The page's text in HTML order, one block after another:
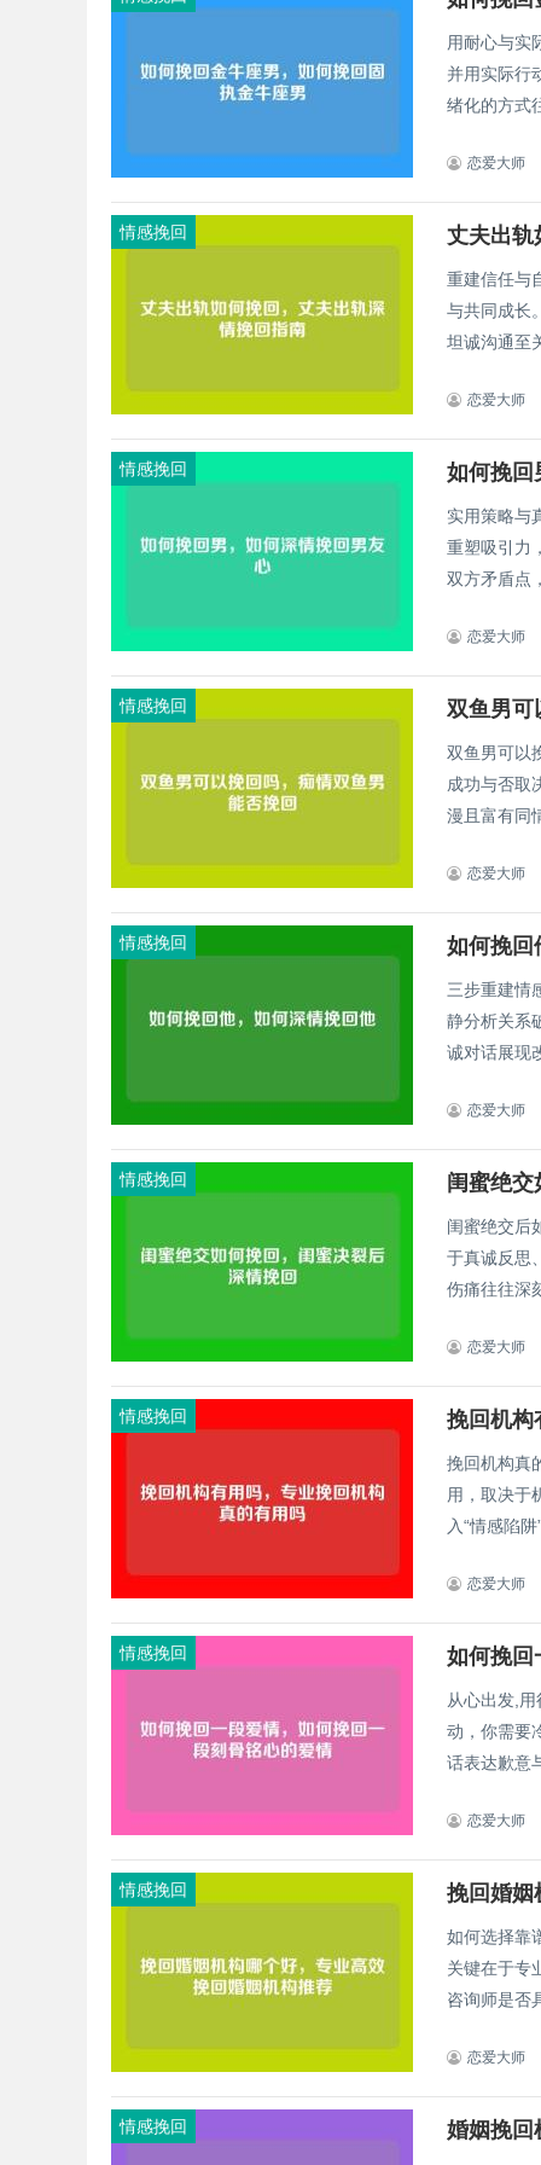
用耐心与实
并用实际行
恋爱大师
情感挽回 丈夫出轨
重建信任与
与共同成长
坦诚沟通至
恋爱大师
情感挽回 如何挽回
实用策略与
重塑吸引力
双方矛盾点
恋爱大师
情感挽回 双鱼男可
双鱼男可以
成功与否取
漫且富有同
恋爱大师
情感挽回 如何挽回
三步重建情
静分析关系
诚对话展现
恋爱大师
情感挽回 闺蜜绝
闺蜜绝交后
于真诚反思
伤痛往往深
恋爱大师
情感挽回 挽回机构
挽回机构真
用，取决于
恋爱大师
情感挽回 如何挽回
从心出发,
动，你需要
话表达歉意
恋爱大师
情感挽回 挽回婚姻
如何选择靠
关键在于专
咨询师是否
恋爱大师
情感挽回 婚姻挽回